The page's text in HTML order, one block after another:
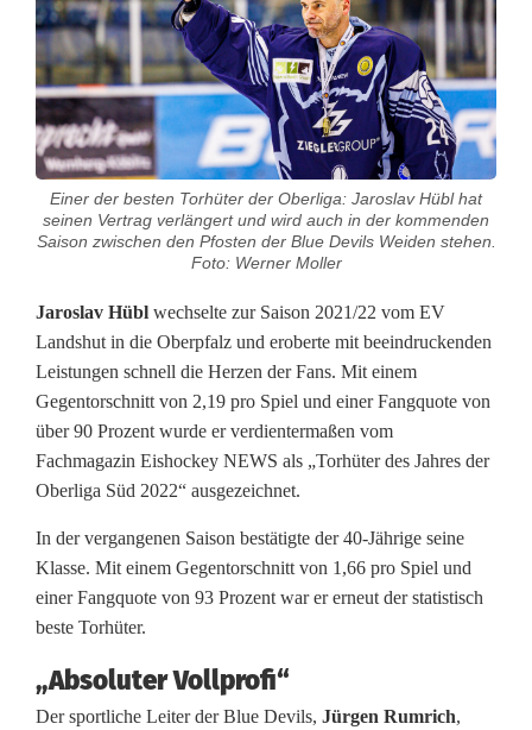
-
G
o
a
i
e
b
l
e
i
b
t
:
a
Einer der besten Torhüter der Oberliga: Jaroslav Hübl hat
seinen Vertrag verlängert und wird auch in der kommenden
Saison zwischen den Pfosten der Blue Devils Weiden stehen.
Foto: Werner Moller
Jaroslav Hübl wechselte zur Saison 2021/22 vom EV
Landshut in die Oberpfalz und eroberte mit beeindruckenden
Leistungen schnell die Herzen der Fans. Mit einem
Gegentorschnitt von 2,19 pro Spiel und einer Fangquote von
über 90 Prozent wurde er verdientermaßen vom
Fachmagazin Eishockey NEWS als „Torhüter des Jahres der
Oberliga Süd 2022“ ausgezeichnet.
In der vergangenen Saison bestätigte der 40-Jährige seine
Klasse. Mit einem Gegentorschnitt von 1,66 pro Spiel und
einer Fangquote von 93 Prozent war er erneut der statistisch
beste Torhüter.
„Absoluter Vollprofi“
Der sportliche Leiter der Blue Devils, Jürgen Rumrich,